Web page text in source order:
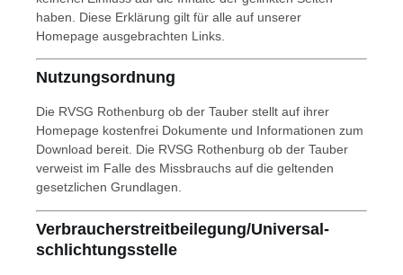
haben. Diese Erklärung gilt für alle auf unserer
Homepage ausgebrachten Links.
Nutzungsordnung
Die RVSG Rothenburg ob der Tauber stellt auf ihrer
Homepage kostenfrei Dokumente und Informationen zum
Download bereit. Die RVSG Rothenburg ob der Tauber
verweist im Falle des Missbrauchs auf die geltenden
gesetzlichen Grundlagen.
Verbraucher­streit­beilegung/Universal­
schlichtungs­stelle